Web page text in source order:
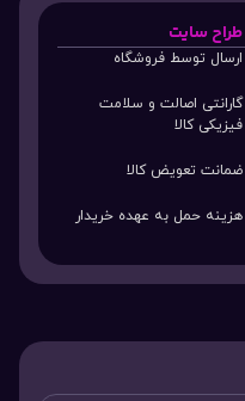
طراح سایت
ارسال توسط فروشگاه
گارانتی اصالت و سلامت
فیزیکی کالا
ضمانت تعویض کالا
هزینه حمل به عهده خریدار